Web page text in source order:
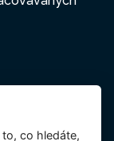
co hledáte,